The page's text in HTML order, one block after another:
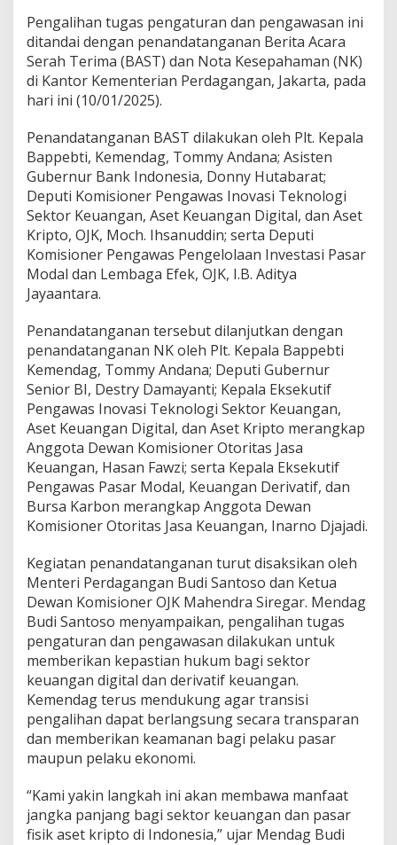
a
w
a
s
a
s
e
K
e
u
a
n
g
a
i
i
t
a
l
e
r
m
a
s
k
s
e
r
i
p
t
o
s
e
r
t
D
e
r
i
Pengalihan tugas pengaturan dan pengawasan ini
ditandai dengan penandatanganan Berita Acara
Serah Terima (BAST) dan Nota Kesepahaman (NK)
di Kantor Kementerian Perdagangan, Jakarta, pada
hari ini (10/01/2025).
Penandatanganan BAST dilakukan oleh Plt. Kepala
Bappebti, Kemendag, Tommy Andana; Asisten
Gubernur Bank Indonesia, Donny Hutabarat;
Deputi Komisioner Pengawas Inovasi Teknologi
Sektor Keuangan, Aset Keuangan Digital, dan Aset
Kripto, OJK, Moch. Ihsanuddin; serta Deputi
Komisioner Pengawas Pengelolaan Investasi Pasar
Modal dan Lembaga Efek, OJK, I.B. Aditya
Jayaantara.
Penandatanganan tersebut dilanjutkan dengan
penandatanganan NK oleh Plt. Kepala Bappebti
Kemendag, Tommy Andana; Deputi Gubernur
Senior BI, Destry Damayanti; Kepala Eksekutif
Pengawas Inovasi Teknologi Sektor Keuangan,
Aset Keuangan Digital, dan Aset Kripto merangkap
Anggota Dewan Komisioner Otoritas Jasa
Keuangan, Hasan Fawzi; serta Kepala Eksekutif
Pengawas Pasar Modal, Keuangan Derivatif, dan
Bursa Karbon merangkap Anggota Dewan
Komisioner Otoritas Jasa Keuangan, Inarno Djajadi.
Kegiatan penandatanganan turut disaksikan oleh
Menteri Perdagangan Budi Santoso dan Ketua
Dewan Komisioner OJK Mahendra Siregar. Mendag
Budi Santoso menyampaikan, pengalihan tugas
pengaturan dan pengawasan dilakukan untuk
memberikan kepastian hukum bagi sektor
keuangan digital dan derivatif keuangan.
Kemendag terus mendukung agar transisi
pengalihan dapat berlangsung secara transparan
dan memberikan keamanan bagi pelaku pasar
maupun pelaku ekonomi.
“Kami yakin langkah ini akan membawa manfaat
jangka panjang bagi sektor keuangan dan pasar
fisik aset kripto di Indonesia,” ujar Mendag Budi